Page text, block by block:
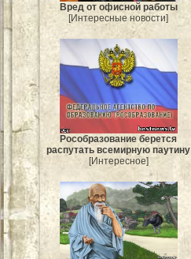
Вред от офисной работы
[Интересные новости]
Рособразование берется
распутать всемирную паутину
[Интересное]